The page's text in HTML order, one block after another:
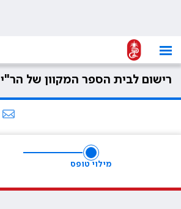
רישום לבית הספר המקוון של הר"י
מילוי טופס